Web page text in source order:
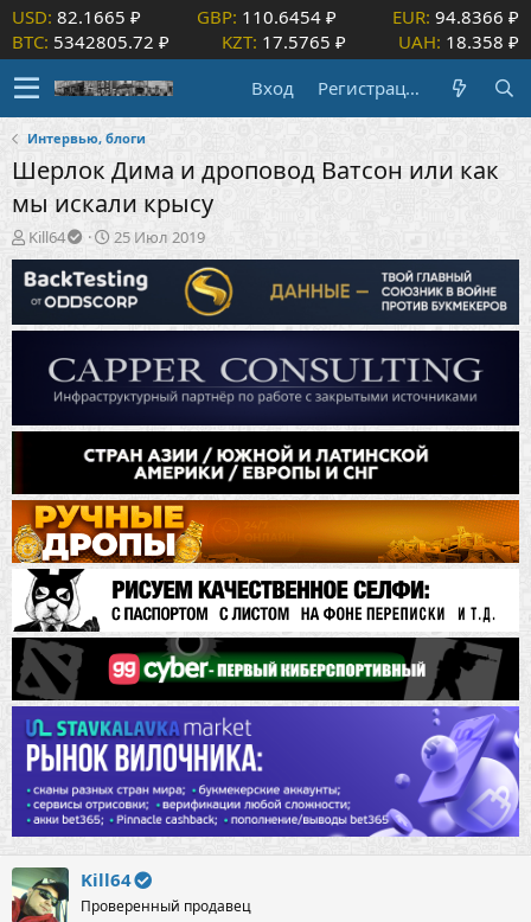
USD: 82.1665 ₽ GBP: 110.6454 ₽ EUR: 94.8366 ₽
BTC: 5342805.72 ₽ KZT: 17.5765 ₽ UAH: 18.358 ₽
Вход
Регистрация
Интервью, блоги
Шерлок Дима и дроповод Ватсон или как
мы искали крысу
А
в
т
о
р
Kill64
Д
а
т
а
н
ч
а
л
а
25 Июл 2019
Kill64
Проверенный продавец